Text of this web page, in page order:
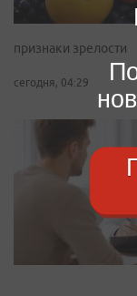
признаки зрелости
сегодня, 04:29